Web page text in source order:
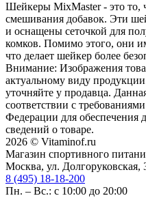
Шейкеры MixMaster - это то,
смешивания добавок. Эти
и оснащены сеточкой для
комков. Помимо этого, они
что делает шейкер более
Внимание: Изображения
актуальному виду
уточняйте у продавца.
соответствии с
Федерации для обеспечения
сведений о товаре.
2026 © Vitaminof.ru
Магазин спортивного
Москва, ул. Долгоруковская,
8 (495) 18-18-200
Пн. – Вс.: с 10:00 до 20:00